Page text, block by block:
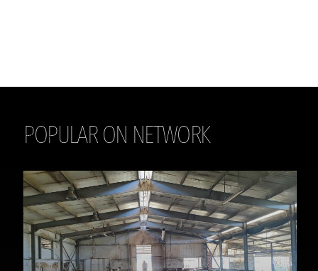
POPULAR ON NETWORK
THE DAILY